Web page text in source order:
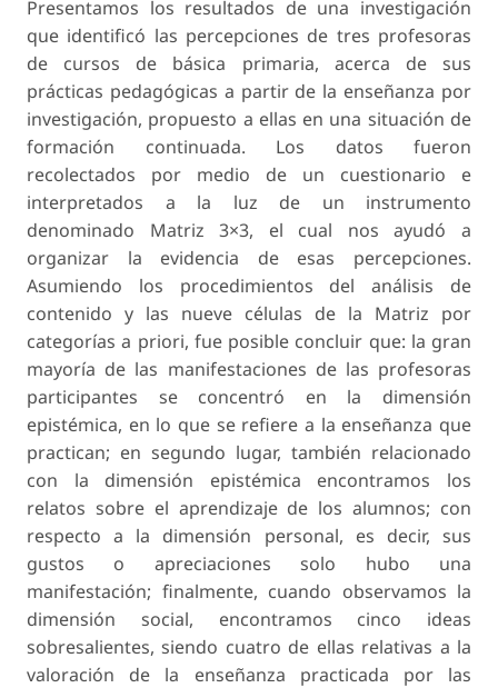
Presentamos los resultados de una investigación
que identificó las percepciones de tres profesoras
de cursos de básica primaria, acerca de sus
prácticas pedagógicas a partir de la enseñanza por
investigación, propuesto a ellas en una situación de
formación continuada. Los datos fueron
recolectados por medio de un cuestionario e
interpretados a la luz de un instrumento
denominado Matriz 3×3, el cual nos ayudó a
organizar la evidencia de esas percepciones.
Asumiendo los procedimientos del análisis de
contenido y las nueve células de la Matriz por
categorías a priori, fue posible concluir que: la gran
mayoría de las manifestaciones de las profesoras
participantes se concentró en la dimensión
epistémica, en lo que se refiere a la enseñanza que
practican; en segundo lugar, también relacionado
con la dimensión epistémica encontramos los
relatos sobre el aprendizaje de los alumnos; con
respecto a la dimensión personal, es decir, sus
gustos o apreciaciones solo hubo una
manifestación; finalmente, cuando observamos la
dimensión social, encontramos cinco ideas
sobresalientes, siendo cuatro de ellas relativas a la
valoración de la enseñanza practicada por las